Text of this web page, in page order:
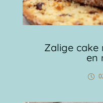
Zalige cake
en